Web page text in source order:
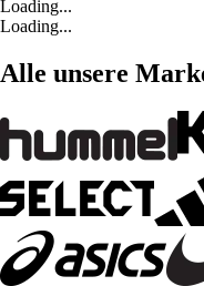
Loading...
Loading...
Alle unsere